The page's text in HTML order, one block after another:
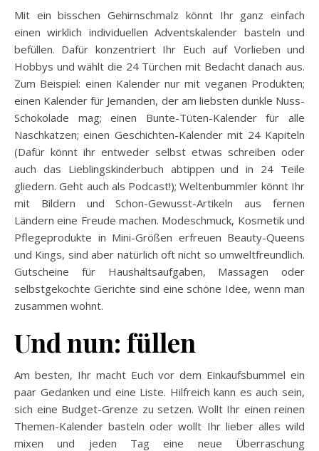
Mit ein bisschen Gehirnschmalz könnt Ihr ganz einfach
einen wirklich individuellen Adventskalender basteln und
befüllen. Dafür konzentriert Ihr Euch auf Vorlieben und
Hobbys und wählt die 24 Türchen mit Bedacht danach aus.
Zum Beispiel: einen Kalender nur mit veganen Produkten;
einen Kalender für Jemanden, der am liebsten dunkle Nuss-
Schokolade mag; einen Bunte-Tüten-Kalender für alle
Naschkatzen; einen Geschichten-Kalender mit 24 Kapiteln
(Dafür könnt ihr entweder selbst etwas schreiben oder
auch das Lieblingskinderbuch abtippen und in 24 Teile
gliedern. Geht auch als Podcast!); Weltenbummler könnt Ihr
mit Bildern und Schon-Gewusst-Artikeln aus fernen
Ländern eine Freude machen. Modeschmuck, Kosmetik und
Pflegeprodukte in Mini-Größen erfreuen Beauty-Queens
und Kings, sind aber natürlich oft nicht so umweltfreundlich.
Gutscheine für Haushaltsaufgaben, Massagen oder
selbstgekochte Gerichte sind eine schöne Idee, wenn man
zusammen wohnt.
Und nun: füllen
Am besten, Ihr macht Euch vor dem Einkaufsbummel ein
paar Gedanken und eine Liste. Hilfreich kann es auch sein,
sich eine Budget-Grenze zu setzen. Wollt Ihr einen reinen
Themen-Kalender basteln oder wollt Ihr lieber alles wild
mixen und jeden Tag eine neue Überraschung